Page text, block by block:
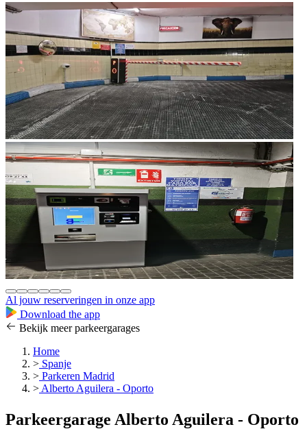
Al jouw reserveringen in onze app
Download the app
Bekijk meer parkeergarages
Home
> Spanje
> Parkeren Madrid
> Alberto Aguilera - Oporto
Parkeergarage Alberto Aguilera - Oporto